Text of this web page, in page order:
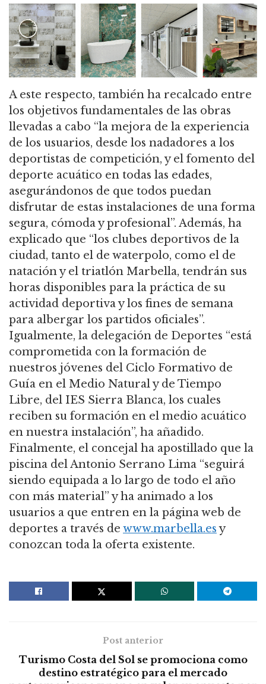
A este respecto, también ha recalcado entre
los objetivos fundamentales de las obras
llevadas a cabo “la mejora de la experiencia
de los usuarios, desde los nadadores a los
deportistas de competición, y el fomento del
deporte acuático en todas las edades,
asegurándonos de que todos puedan
disfrutar de estas instalaciones de una forma
segura, cómoda y profesional”. Además, ha
explicado que “los clubes deportivos de la
ciudad, tanto el de waterpolo, como el de
natación y el triatlón Marbella, tendrán sus
horas disponibles para la práctica de su
actividad deportiva y los fines de semana
para albergar los partidos oficiales”.
Igualmente, la delegación de Deportes “está
comprometida con la formación de
nuestros jóvenes del Ciclo Formativo de
Guía en el Medio Natural y de Tiempo
Libre, del IES Sierra Blanca, los cuales
reciben su formación en el medio acuático
en nuestra instalación”, ha añadido.
Finalmente, el concejal ha apostillado que la
piscina del Antonio Serrano Lima “seguirá
siendo equipada a lo largo de todo el año
con más material” y ha animado a los
usuarios a que entren en la página web de
deportes a través de www.marbella.esy
conozcan toda la oferta existente.
Post anterior
Turismo Costa del Sol se promociona como
destino estratégico para el mercado